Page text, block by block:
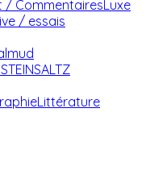
/ CommentairesLuxe
/ essais
STEINSALTZ
Littérature